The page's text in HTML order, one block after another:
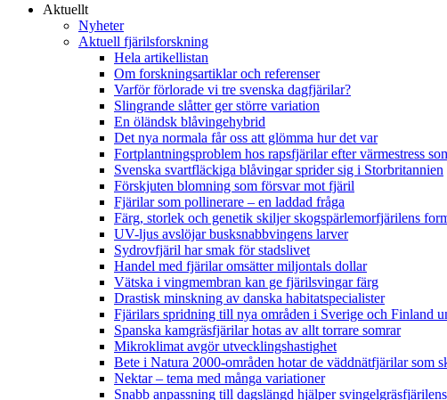
Aktuellt
Nyheter
Aktuell fjärilsforskning
Hela artikellistan
Om forskningsartiklar och referenser
Varför förlorade vi tre svenska dagfjärilar?
Slingrande slåtter ger större variation
En öländsk blåvingehybrid
Det nya normala får oss att glömma hur det var
Fortplantningsproblem hos rapsfjärilar efter värmestress
Svenska svartfläckiga blåvingar sprider sig i Storbritannien
Förskjuten blomning som försvar mot fjäril
Fjärilar som pollinerare – en laddad fråga
Färg, storlek och genetik skiljer skogspärlemorfjärilens
UV-ljus avslöjar busksnabbvingens larver
Sydrovfjäril har smak för stadslivet
Handel med fjärilar omsätter miljontals dollar
Vätska i vingmembran kan ge fjärilsvingar färg
Drastisk minskning av danska habitatspecialister
Fjärilars spridning till nya områden i Sverige och Finland
Spanska kamgräsfjärilar hotas av allt torrare somrar
Mikroklimat avgör utvecklingshastighet
Bete i Natura 2000-områden hotar de väddnätfjärilar som
Nektar – tema med många variationer
Snabb anpassning till dagslängd hjälper